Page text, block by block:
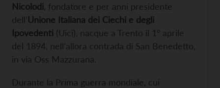
Nicolodi , fondatore e per anni presidente
dell’Unione Italiana dei Ciechi e degli
Ipovedenti (Uici), nacque a Trento il 1° aprile
del 1894, nell’allora contrada di San Benedetto,
in via Oss Mazzurana.
Durante la Prima guerra mondiale, cui